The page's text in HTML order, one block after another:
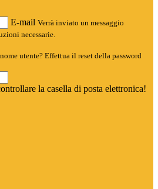
E-mail Verrà inviato un messaggio
necessarie.
utente? Effettua il reset della password
la casella di posta elettronica!